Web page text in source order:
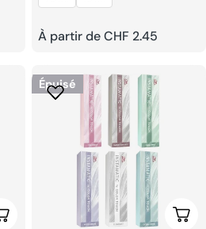
Prix
habituel
À partir de CHF 2.45
Choisissez Les Options
Épuisé